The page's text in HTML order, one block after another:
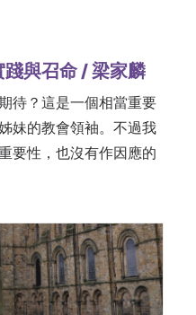
踐與召命 / 梁家麟
待？這是一個相當重要
妹的教會領袖。不過我
要性，也沒有作因應的